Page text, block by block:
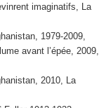
imaginatifs, La
1979-2009,
avant l’épée, 2009,
2010, La